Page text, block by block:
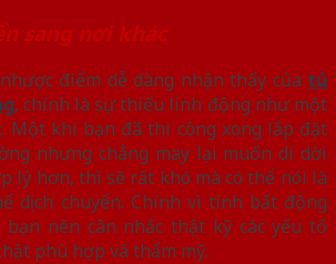
sang nơi khác
điểm dễ dàng nhận thấy của tủ
, chính là sự thiếu linh động như một
Một khi bạn đã thi công xong lắp đặt
nhưng chẳng may lại muốn di dời
lý hơn, thì sẽ rất khó mà có thể nói là
dịch chuyển. Chính vì tính bất động
nên cân nhắc thật kỹ các yếu tố
phù hợp và thẩm mỹ.